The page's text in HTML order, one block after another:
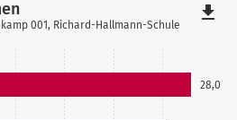
28,0
001, Richard-Hallmann-Schule
file_download